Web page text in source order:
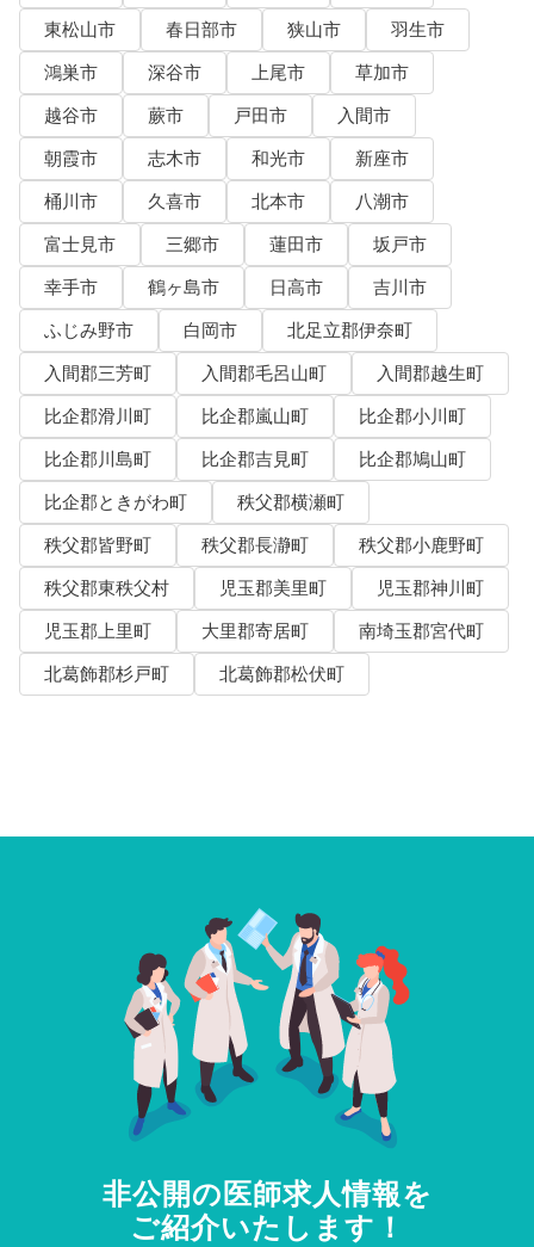
東松山市
春日部市 狭山市
羽生市
鴻巣市
深谷市 上尾市
草加市
越谷市
蕨市 戸田市
入間市
朝霞市
志木市 和光市
新座市
桶川市
久喜市 北本市
八潮市
富士見市
三郷市 蓮田市
坂戸市
幸手市
鶴ヶ島市 日高市
吉川市
ふじみ野市
白岡市
北足立郡伊奈町
入間郡三芳町
入間郡毛呂山町
入間郡越生町
比企郡滑川町
比企郡嵐山町
比企郡小川町
比企郡川島町
比企郡吉見町
比企郡鳩山町
比企郡ときがわ町
秩父郡横瀬町
秩父郡皆野町
秩父郡長瀞町
秩父郡小鹿野町
秩父郡東秩父村
児玉郡美里町
児玉郡神川町
児玉郡上里町
大里郡寄居町
南埼玉郡宮代町
北葛飾郡杉戸町
北葛飾郡松伏町
非公開の医師求人情報を
ご紹介いたします！